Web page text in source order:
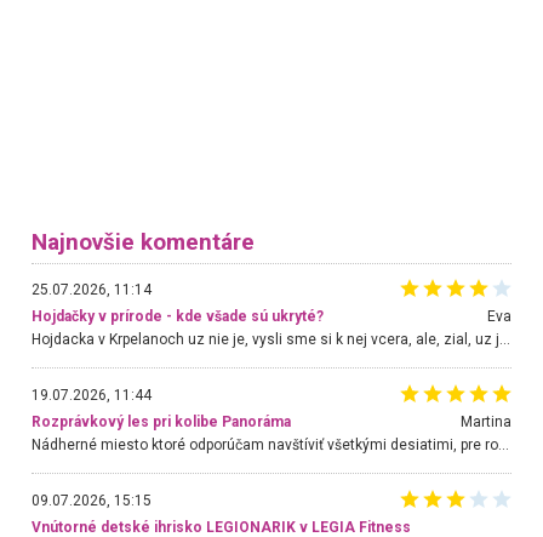
Najnovšie komentáre
25.07.2026, 11:14
Hojdačky v prírode - kde všade sú ukryté?
Eva
Hojdacka v Krpelanoch uz nie je, vysli sme si k nej vcera, ale, zial, uz je znicena. Ak sem planujete cestu len kvoli hojdacke, mozete si ju usetrit. Krasny vyhlad je tu vsak aj bez hojdacky :-)
19.07.2026, 11:44
Rozprávkový les pri kolibe Panoráma
Martina
Nádherné miesto ktoré odporúčam navštíviť všetkými desiatimi, pre rodiny s deťmi, dôchodcom... Proste a jednoducho ozaj rozprávkový les.. určite ešte prídeme. Odniesli sme si na pamiatku krásne tričká,
09.07.2026, 15:15
Vnútorné detské ihrisko LEGIONARIK v LEGIA Fitness